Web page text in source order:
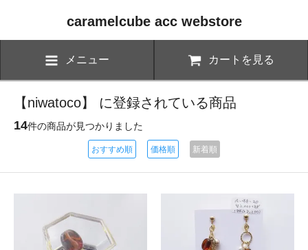
caramelcube acc webstore
メニュー カートを見る
【niwatoco】 に登録されている商品
14件の商品が見つかりました
おすすめ順 価格順 新着順